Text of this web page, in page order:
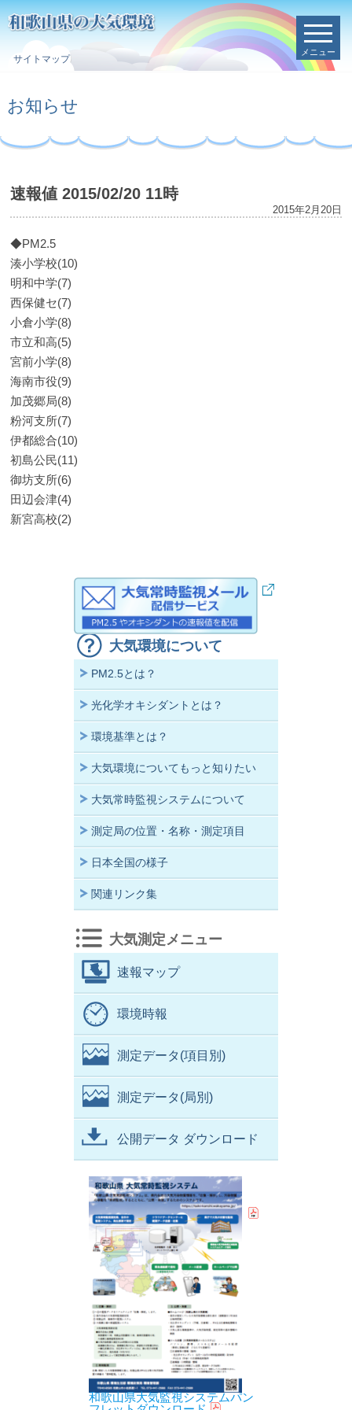
サイトマップ
メニュー
お知らせ
速報値 2015/02/20 11時
2015年2月20日
◆PM2.5
湊小学校(10)
明和中学(7)
西保健セ(7)
小倉小学(8)
市立和高(5)
宮前小学(8)
海南市役(9)
加茂郷局(8)
粉河支所(7)
伊都総合(10)
初島公民(11)
御坊支所(6)
田辺会津(4)
新宮高校(2)
大気環境について
PM2.5とは？
光化学オキシダントとは？
環境基準とは？
大気環境についてもっと知りたい
大気常時監視システムについて
測定局の位置・名称・測定項目
日本全国の様子
関連リンク集
大気測定メニュー
速報マップ
環境時報
測定データ(項目別)
測定データ(局別)
公開データ ダウンロード
和歌山県大気監視システムパン